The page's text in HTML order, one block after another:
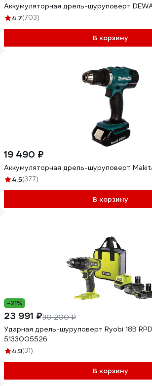
Аккумуляторная дрель-шуруповерт
4.7(703)
В корзину
19 490 ₽
Аккумуляторная дрель-шуруповерт
4.5(377)
В корзину
-21%
23 991 ₽30 200 ₽
Ударная дрель-шуруповерт Ryobi 18В
5133005526
4.9(31)
В корзину